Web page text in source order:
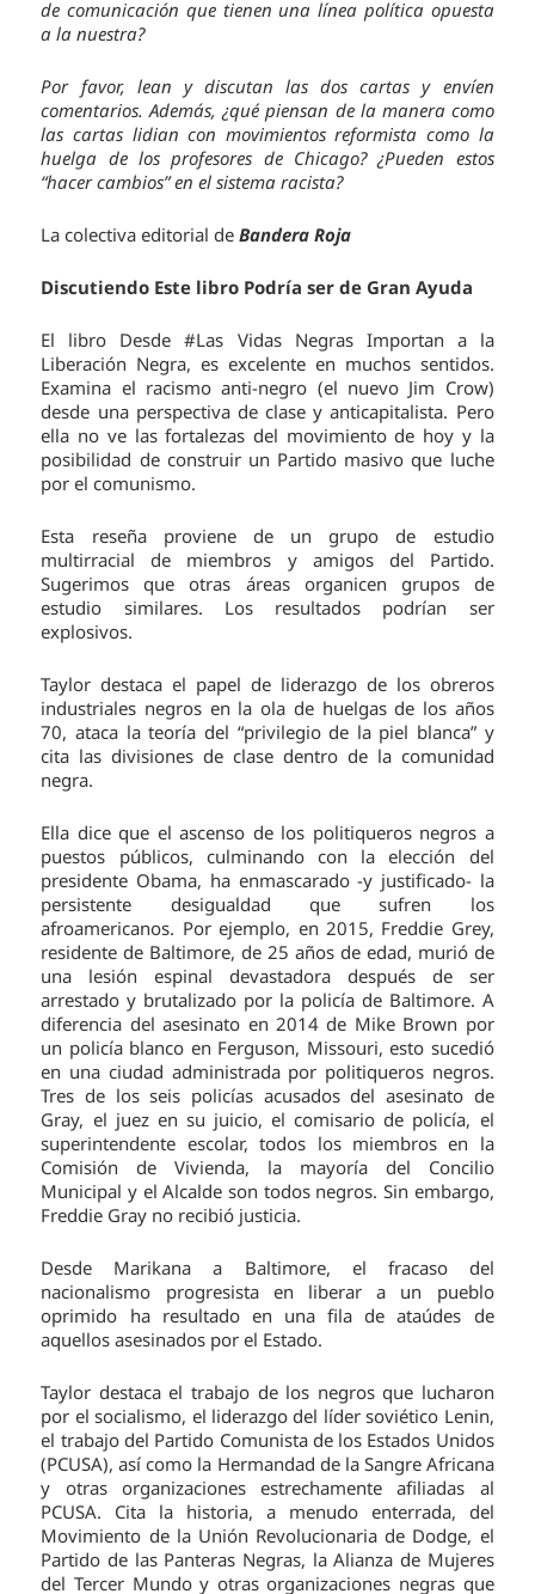
de comunicación que tienen una línea política opuesta
a la nuestra?
Por favor, lean y discutan las dos cartas y envíen
comentarios. Además, ¿qué piensan de la manera como
las cartas lidian con movimientos reformista como la
huelga de los profesores de Chicago? ¿Pueden estos
“hacer cambios” en el sistema racista?
La colectiva editorial deBandera Roja
Discutiendo Este libro Podría ser de Gran Ayuda
El libro Desde #Las Vidas Negras Importan a la
Liberación Negra, es excelente en muchos sentidos.
Examina el racismo anti-negro (el nuevo Jim Crow)
desde una perspectiva de clase y anticapitalista. Pero
ella no ve las fortalezas del movimiento de hoy y la
posibilidad de construir un Partido masivo que luche
por el comunismo.
Esta reseña proviene de un grupo de estudio
multirracial de miembros y amigos del Partido.
Sugerimos que otras áreas organicen grupos de
estudio similares. Los resultados podrían ser
explosivos.
Taylor destaca el papel de liderazgo de los obreros
industriales negros en la ola de huelgas de los años
70, ataca la teoría del “privilegio de la piel blanca” y
cita las divisiones de clase dentro de la comunidad
negra.
Ella dice que el ascenso de los politiqueros negros a
puestos públicos, culminando con la elección del
presidente Obama, ha enmascarado -y justificado- la
persistente desigualdad que sufren los
afroamericanos. Por ejemplo, en 2015, Freddie Grey,
residente de Baltimore, de 25 años de edad, murió de
una lesión espinal devastadora después de ser
arrestado y brutalizado por la policía de Baltimore. A
diferencia del asesinato en 2014 de Mike Brown por
un policía blanco en Ferguson, Missouri, esto sucedió
en una ciudad administrada por politiqueros negros.
Tres de los seis policías acusados ​​del asesinato de
Gray, el juez en su juicio, el comisario de policía, el
superintendente escolar, todos los miembros en la
Comisión de Vivienda, la mayoría del Concilio
Municipal y el Alcalde son todos negros. Sin embargo,
Freddie Gray no recibió justicia.
Desde Marikana a Baltimore, el fracaso del
nacionalismo progresista en liberar a un pueblo
oprimido ha resultado en una fila de ataúdes de
aquellos asesinados por el Estado.
Taylor destaca el trabajo de los negros que lucharon
por el socialismo, el liderazgo del líder soviético Lenin,
el trabajo del Partido Comunista de los Estados Unidos
(PCUSA), así como la Hermandad de la Sangre Africana
y otras organizaciones estrechamente afiliadas al
PCUSA. Cita la historia, a menudo enterrada, del
Movimiento de la Unión Revolucionaria de Dodge, el
Partido de las Panteras Negras, la Alianza de Mujeres
del Tercer Mundo y otras organizaciones negras que